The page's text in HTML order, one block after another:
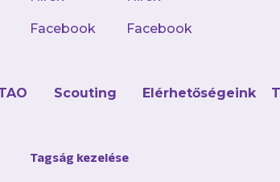
Facebook Facebook
Scouting Elérhetőségeink
Tagság kezelése
másodosztályú bajnoki cím után
kiírásban hatodik Pécsi MFC
utcában. A jelentős nyári változások
sípszótól. Bár nem voltunk